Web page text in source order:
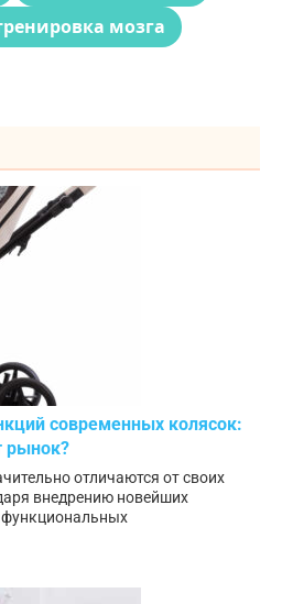
мозга
современных колясок:
рынок?
отличаются от своих
внедрению новейших
функциональных